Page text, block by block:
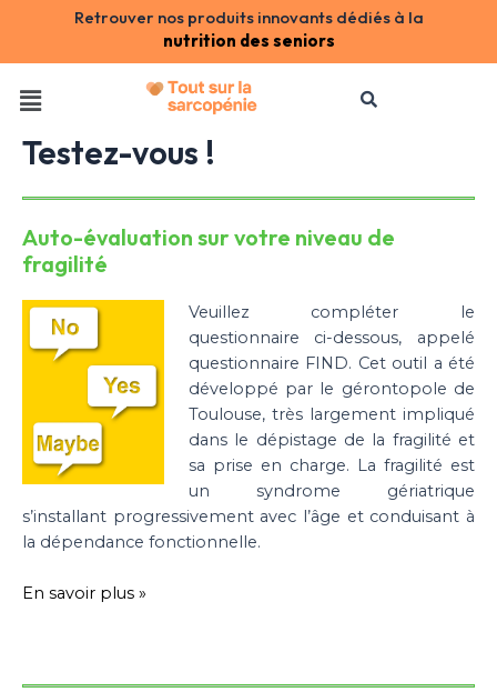
Retrouver nos produits innovants dédiés à la
nutrition des seniors
Testez-vous !
Auto-évaluation sur votre niveau de
fragilité
Veuillez compléter le
questionnaire ci-dessous, appelé
questionnaire FIND. Cet outil a été
développé par le gérontopole de
Toulouse, très largement impliqué
dans le dépistage de la fragilité et
sa prise en charge. La fragilité est
un syndrome gériatrique
s’installant progressivement avec l’âge et conduisant à
la dépendance fonctionnelle.
En savoir plus »